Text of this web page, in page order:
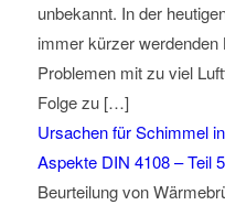
unbekannt. In der
immer kürzer
Problemen mit zu viel
Folge zu […]
Ursachen für Schimmel
Aspekte DIN 4108 – Teil 5
Beurteilung von